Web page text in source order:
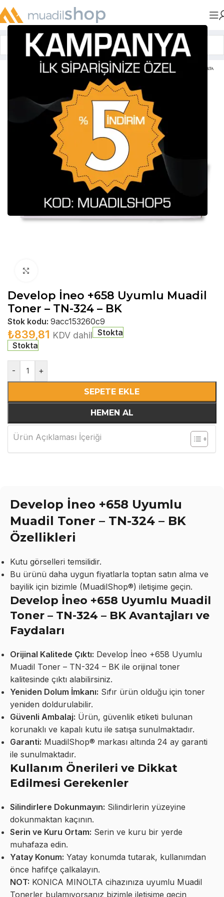
Anasayfa»Muadil Tonerler
Develop İneo +658 Uyumlu Muadil
Toner – TN-324 – BK
Stok kodu: 9acc153260c9
₺839,81 KDV dahil Stokta
Stokta
- +
SEPETE EKLE
HEMEN AL
Ürün Açıklaması İçeriği
Develop İneo +658 Uyumlu
Muadil Toner – TN-324 – BK
Özellikleri
Kutu görselleri temsilidir.
Bu ürünü daha uygun fiyatlarla toptan satın alma ve
bayilik için bizimle (MuadilShop®) iletişime geçin.
Develop İneo +658 Uyumlu Muadil
Toner – TN-324 – BK Avantajları ve
Faydaları
Orijinal Kalitede Çıktı: Develop İneo +658 Uyumlu
Muadil Toner – TN-324 – BK ile orijinal toner
kalitesinde çıktı alabilirsiniz.
Yeniden Dolum İmkanı: Sıfır ürün olduğu için toner
yeniden doldurulabilir.
Güvenli Ambalaj: Ürün, güvenlik etiketi bulunan
korunaklı ve kapalı kutu ile satışa sunulmaktadır.
Garanti: MuadilShop® markası altında 24 ay garanti
ile sunulmaktadır.
Kullanım Önerileri ve Dikkat
Edilmesi Gerekenler
Silindirlere Dokunmayın: Silindirlerin yüzeyine
dokunmaktan kaçının.
Serin ve Kuru Ortam: Serin ve kuru bir yerde
muhafaza edin.
Yatay Konum: Yatay konumda tutarak, kullanımdan
önce hafifçe çalkalayın.
NOT: KONICA MINOLTA cihazınıza uyumlu Muadil
Tonerler bulamıyorsanız bizimle iletişime geçin